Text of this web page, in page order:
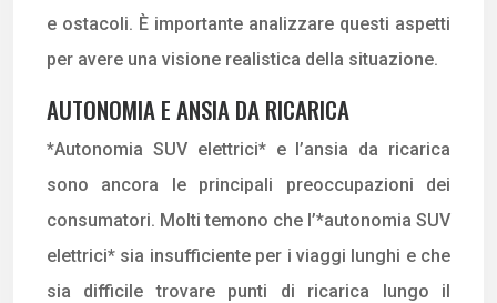
e ostacoli. È importante analizzare questi aspetti
per avere una visione realistica della situazione.
AUTONOMIA E ANSIA DA RICARICA
*Autonomia SUV elettrici* e l’ansia da ricarica
sono ancora le principali preoccupazioni dei
consumatori. Molti temono che l’*autonomia SUV
elettrici* sia insufficiente per i viaggi lunghi e che
sia difficile trovare punti di ricarica lungo il